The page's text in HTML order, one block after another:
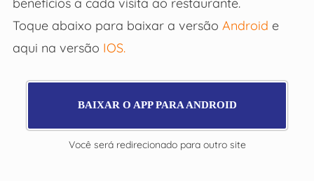
Toque abaixo para baixar a versão Android e
aqui na versão IOS.
BAIXAR O APP PARA ANDROID
Você será redirecionado para outro site